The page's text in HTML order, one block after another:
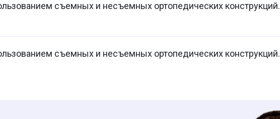
съемных и несъемных ортопедических конструкций.
съемных и несъемных ортопедических конструкций.